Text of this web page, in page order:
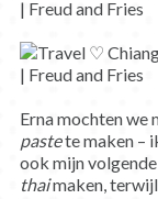
Erna mochten we
pastete maken –
ook mijn
thaimaken,